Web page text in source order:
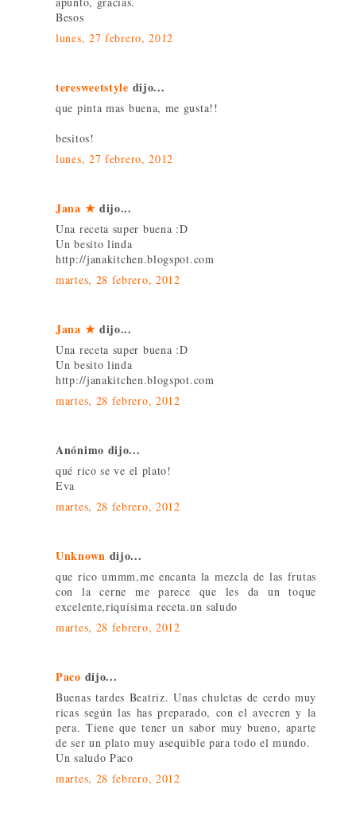
Besos
lunes, 27 febrero, 2012
teresweetstyle dijo...
que pinta mas buena, me gusta!!
besitos!
lunes, 27 febrero, 2012
Jana ★ dijo...
Una receta super buena :D
Un besito linda
http://janakitchen.blogspot.com
martes, 28 febrero, 2012
Jana ★ dijo...
Una receta super buena :D
Un besito linda
http://janakitchen.blogspot.com
martes, 28 febrero, 2012
Anónimo dijo...
qué rico se ve el plato!
Eva
martes, 28 febrero, 2012
Unknown dijo...
que rico ummm,me encanta la mezcla de las frutas
con la cerne me parece que les da un toque
excelente,riquísima receta.un saludo
martes, 28 febrero, 2012
Paco dijo...
Buenas tardes Beatriz. Unas chuletas de cerdo muy
ricas según las has preparado, con el avecren y la
pera. Tiene que tener un sabor muy bueno, aparte
de ser un plato muy asequible para todo el mundo.
Un saludo Paco
martes, 28 febrero, 2012